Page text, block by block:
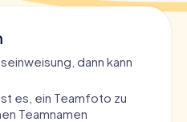
dann kann
es, ein Teamfoto zu
Teamnamen